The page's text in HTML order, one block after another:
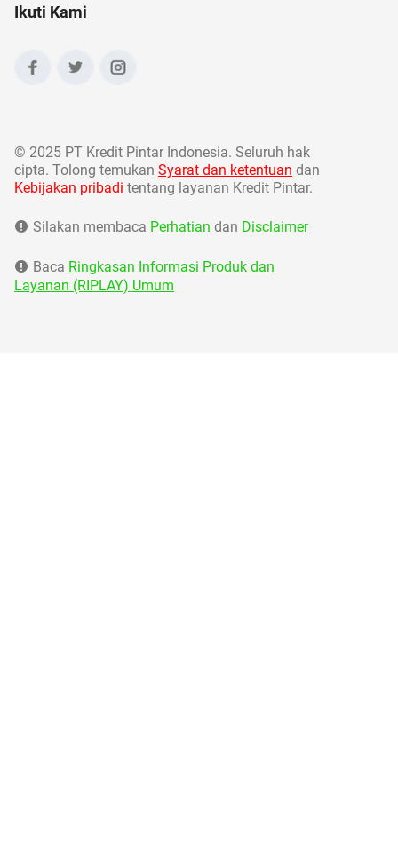
Ikuti Kami
© 2025 PT Kredit Pintar Indonesia. Seluruh hak
cipta. Tolong temukan Syarat dan ketentuan dan
Kebijakan pribadi tentang layanan Kredit Pintar.
Silakan membaca Perhatian dan Disclaimer
Baca Ringkasan Informasi Produk dan
Layanan (RIPLAY) Umum